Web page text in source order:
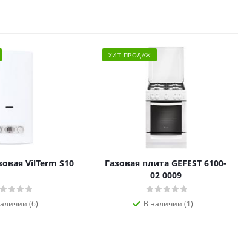
VilTerm S10
(6)
ХИТ ПРОДАЖ
Газовая плита GEFEST 6100-
02 0009
В наличии (1)